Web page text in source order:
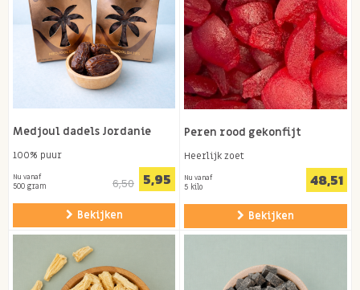
Medjoul dadels Jordanie
100% puur
Nu vanaf
500 gram 6,50 5,95
Bekijken
Peren rood gekonfijt
Heerlijk zoet
Nu vanaf
5 kilo 48,51
Bekijken